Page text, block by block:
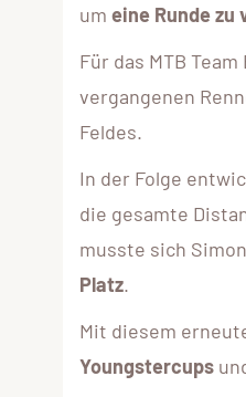
um eine Runde zu
Für das MTB
vergangenen
Feldes.
In der Folge
die gesamte
musste sich Simon
Platz.
Mit diesem
Youngstercups